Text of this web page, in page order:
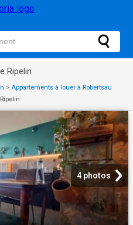
Ripelin
> Appartements à louer à Robertsau
4 photos